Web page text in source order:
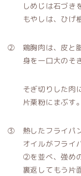
しめじは石づきを
もやしは、ひげ根
② 鶏胸肉は、皮と脂
身を一口大のそぎ
そぎ切りした肉
片栗粉にまぶす。
③ 熱したフライパ
オイルがフライパ
②を並べ、強めの
裏返してもう片面